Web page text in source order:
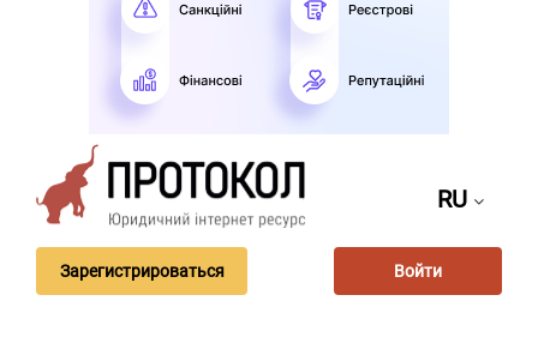
RU
Зарегистрироваться Войти